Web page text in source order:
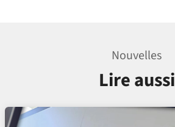
Nouvelles
Lire aussi